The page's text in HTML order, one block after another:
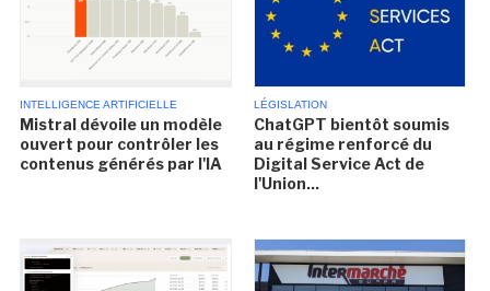
INTELLIGENCE ARTIFICIELLE
Mistral dévoile un modèle
ouvert pour contrôler les
contenus générés par l'IA
LÉGISLATION
ChatGPT bientôt soumis
au régime renforcé du
Digital Service Act de
l'Union...